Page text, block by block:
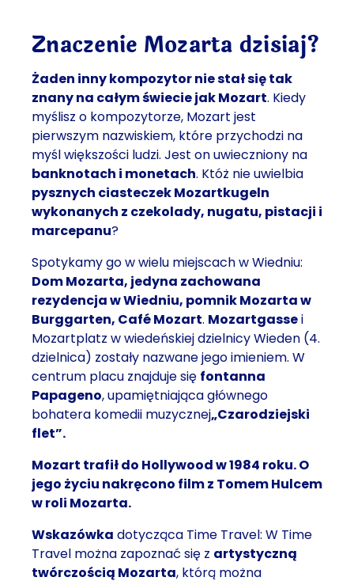
Znaczenie Mozarta dzisiaj?
Żaden inny kompozytor nie stał się tak
znany na całym świecie jak Mozart. Kiedy
myślisz o kompozytorze, Mozart jest
pierwszym nazwiskiem, które przychodzi na
myśl większości ludzi. Jest on uwieczniony na
banknotach i monetach. Któż nie uwielbia
pysznych ciasteczek Mozartkugeln
wykonanych z czekolady, nugatu, pistacji i
marcepanu?
Spotykamy go w wielu miejscach w Wiedniu:
Dom Mozarta, jedyna zachowana
rezydencja w Wiedniu, pomnik Mozarta w
Burggarten, Café Mozart. Mozartgassei
Mozartplatz w wiedeńskiej dzielnicy Wieden (4.
dzielnica) zostały nazwane jego imieniem. W
centrum placu znajduje się fontanna
Papageno, upamiętniająca głównego
bohatera komedii muzycznej„Czarodziejski
flet”.
Mozart trafił do Hollywood w 1984 roku. O
jego życiu nakręcono film z Tomem Hulcem
w roli Mozarta.
Wskazówka dotycząca Time Travel: W Time
Travel można zapoznać się z artystyczną
twórczością Mozarta, którą można